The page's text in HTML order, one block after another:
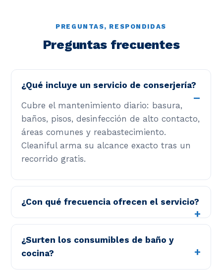
PREGUNTAS, RESPONDIDAS
Preguntas frecuentes
¿Qué incluye un servicio de conserjería?
Cubre el mantenimiento diario: basura,
baños, pisos, desinfección de alto contacto,
áreas comunes y reabastecimiento.
Cleaniful arma su alcance exacto tras un
recorrido gratis.
¿Con qué frecuencia ofrecen el servicio?
¿Surten los consumibles de baño y
cocina?